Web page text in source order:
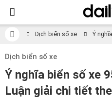
Dịch biển số xe Ý
Dịch biển số xe
Ý nghĩa biển số xe
Luận giải chi tiết